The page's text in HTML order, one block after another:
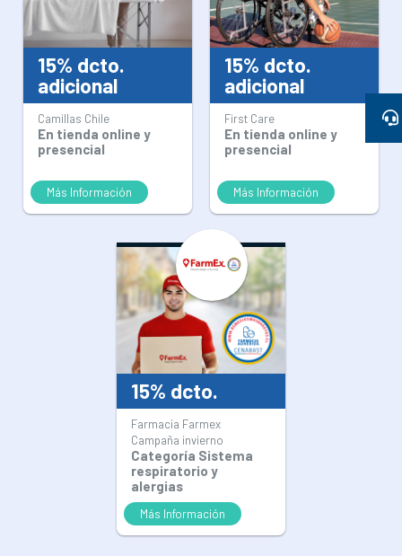
15% dcto.
adicional
Camillas Chile
En tienda online y
presencial
Más Información
15% dcto.
adicional
First Care
En tienda online y
presencial
Más Información
15% dcto.
Farmacia Farmex
Campaña invierno
Categoría Sistema
respiratorio y
alergias
Más Información